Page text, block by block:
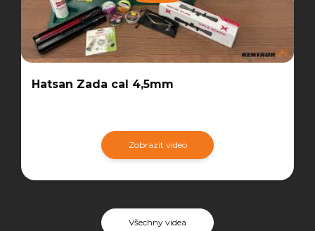
Hatsan Zada cal 4,5mm
Zobrazit video
Všechny videa